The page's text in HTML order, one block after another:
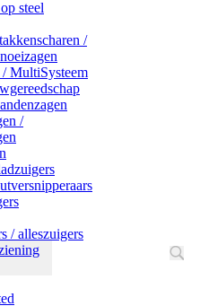
steel
/
MultiSysteem
/
/ alleszuigers